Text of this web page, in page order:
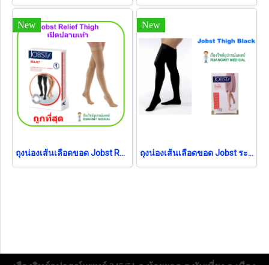
New
ถุงน่องเส้นเลือดขอด Jobst Relief Thigh ระดับต้นขา แรงบีบ 20-30 มม.ปรอท เปิดปลายเท้า
New
ถุงน่องเส้นเลือดขอด Jobst ระดับต้นขา แรงดัน 30-40 มม.ปรอท สีดำ